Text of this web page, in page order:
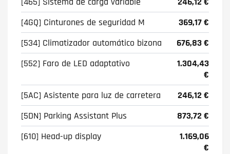
[4GQ] Cinturones de seguridad M
369,17 €
[534] Climatizador automático bizona
676,83 €
[552] Faro de LED adaptativo
1.304,43
€
[5AC] Asistente para luz de carretera
246,12 €
[5DN] Parking Assistant Plus
873,72 €
[610] Head-up display
1.169,06
€